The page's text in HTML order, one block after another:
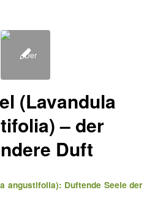
(Lavandula
– der
Duft
angustifolia): Duftende Seele der